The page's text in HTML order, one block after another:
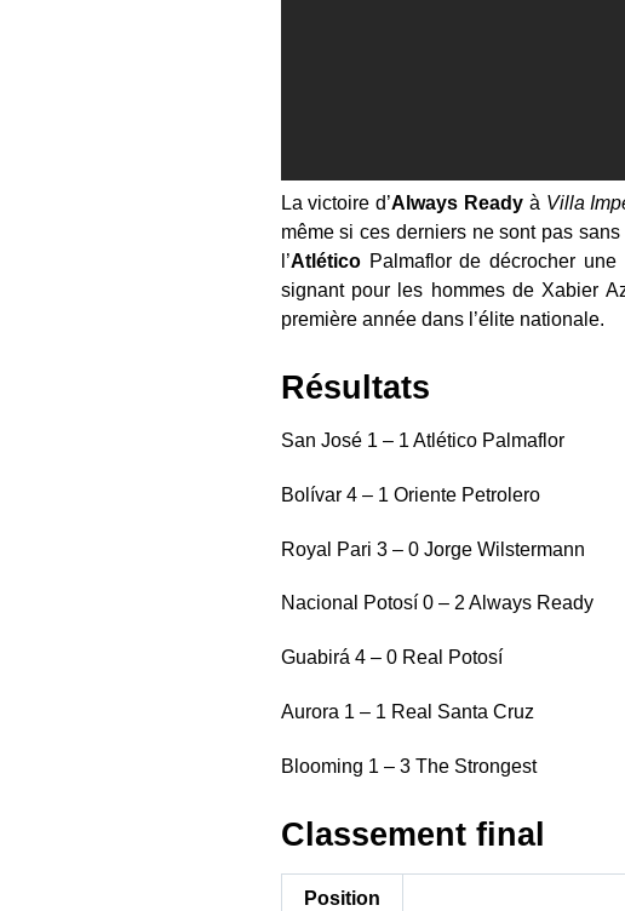
La victoire d’Always Readyà Villa
même si ces derniers ne sont pas
l’AtléticoPalmaflor de décrocher une
signant pour les hommes de Xabier
première année dans l’élite nationale.
Résultats
San José 1 – 1 Atlético Palmaflor
Bolívar 4 – 1 Oriente Petrolero
Royal Pari 3 – 0 Jorge Wilstermann
Nacional Potosí 0 – 2 Always Ready
Guabirá 4 – 0 Real Potosí
Aurora 1 – 1 Real Santa Cruz
Blooming 1 – 3 The Strongest
Classement final
Position